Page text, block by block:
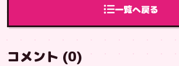
一覧へ戻る
コメント (0)